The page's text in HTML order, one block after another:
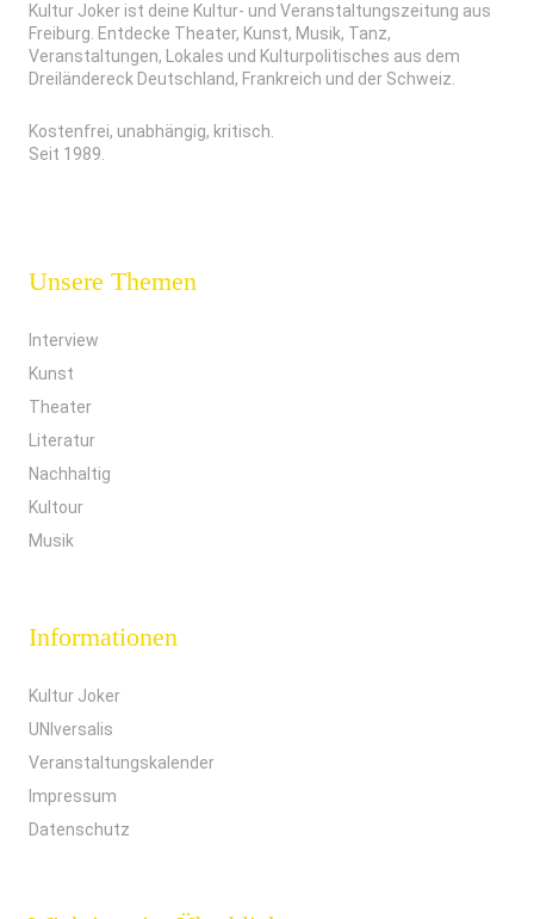
Kultur Joker ist deine Kultur- und Veranstaltungszeitung aus
Freiburg. Entdecke Theater, Kunst, Musik, Tanz,
Veranstaltungen, Lokales und Kulturpolitisches aus dem
Dreiländereck Deutschland, Frankreich und der Schweiz.
Kostenfrei, unabhängig, kritisch.
Seit 1989.
Unsere Themen
Interview
Kunst
Theater
Literatur
Nachhaltig
Kultour
Musik
Informationen
Kultur Joker
UNIversalis
Veranstaltungskalender
Impressum
Datenschutz